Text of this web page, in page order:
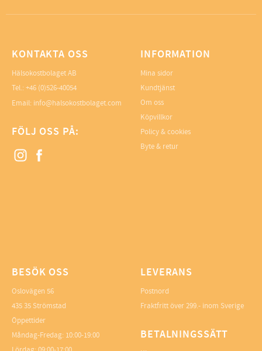
KONTAKTA OSS
Hälsokostbolaget AB
Tel.: +46 (0)526-40054
Email: info@halsokostbolaget.com
FÖLJ OSS PÅ:
INFORMATION
Mina sidor
Kundtjänst
Om oss
Köpvillkor
Policy & cookies
Byte & retur
BESÖK OSS
Oslovägen 56
435 35 Strömstad
Öppettider
Måndag-Fredag: 10:00-19:00
LEVERANS
Postnord
Fraktfritt över 299.- inom Sverige
BETALNINGSSÄTT